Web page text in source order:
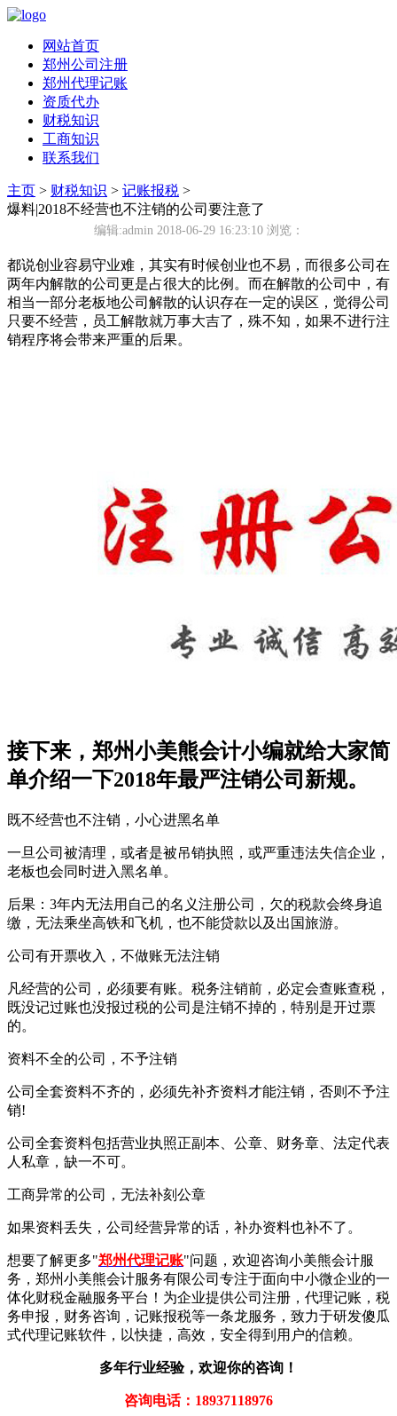
网站首页
郑州公司注册
郑州代理记账
资质代办
财税知识
工商知识
联系我们
主页 > 财税知识 > 记账报税 >
爆料|2018不经营也不注销的公司要注意了
编辑:admin 2018-06-29 16:23:10 浏览：
都说创业容易守业难，其实有时候创业也不易，而很多公司在
两年内解散的公司更是占很大的比例。而在解散的公司中，有
相当一部分老板地公司解散的认识存在一定的误区，觉得公司
只要不经营，员工解散就万事大吉了，殊不知，如果不进行注
销程序将会带来严重的后果。
接下来，郑州小美熊会计小编就给大家简
单介绍一下2018年最严注销公司新规。
既不经营也不注销，小心进黑名单
一旦公司被清理，或者是被吊销执照，或严重违法失信企业，
老板也会同时进入黑名单。
后果：3年内无法用自己的名义注册公司，欠的税款会终身追
缴，无法乘坐高铁和飞机，也不能贷款以及出国旅游。
公司有开票收入，不做账无法注销
凡经营的公司，必须要有账。税务注销前，必定会查账查税，
既没记过账也没报过税的公司是注销不掉的，特别是开过票
的。
资料不全的公司，不予注销
公司全套资料不齐的，必须先补齐资料才能注销，否则不予注
销!
公司全套资料包括营业执照正副本、公章、财务章、法定代表
人私章，缺一不可。
工商异常的公司，无法补刻公章
如果资料丢失，公司经营异常的话，补办资料也补不了。
想要了解更多"郑州代理记账"问题，欢迎咨询小美熊会计服
务，郑州小美熊会计服务有限公司专注于面向中小微企业的一
体化财税金融服务平台！为企业提供公司注册，代理记账，税
务申报，财务咨询，记账报税等一条龙服务，致力于研发傻瓜
式代理记账软件，以快捷，高效，安全得到用户的信赖。
多年行业经验，欢迎你的咨询！
咨询电话：18937118976